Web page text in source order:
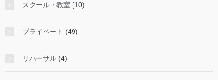
スクール・教室 (10)
プライベート (49)
リハーサル (4)